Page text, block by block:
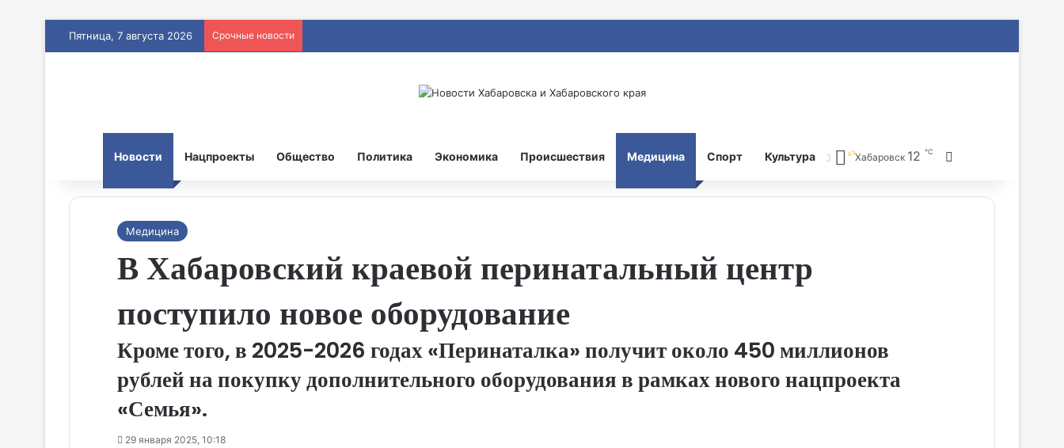
Пятница, 7 августа 2026 Срочные новости
Новости Нацпроекты Общество Политика Экономика Происшествия Медицина Спорт Культура Хабаровск 12 ℃
Медицина
В Хабаровский краевой перинатальный центр
поступило новое оборудование
Кроме того, в 2025-2026 годах «Перинаталка» получит около 450 миллионов
рублей на покупку дополнительного оборудования в рамках нового нацпроекта
«Семья».
29 января 2025, 10:18